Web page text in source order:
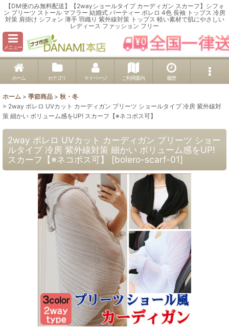
【DM便のみ無料配送】【2wayショールタイプ カーディガン スカーフ】シフォ
ン プリーツ ストール マフラー 結婚式 パーティー ボレロ 4色 長袖 トップス 冷房
対策 肩掛け シフォン 薄手 羽織り 紫外線対策 トップス 軽い素材で肌にやさしい
レディース ファッション フリー
メニュー
ホーム カテゴリ マイページ ご利用案内 履歴
ホーム > 季節商品 > 秋・冬
> 2way ボレロ UVカット カーディガン プリーツ ショールタイプ 冷房 紫外線対
策 細かい ボリューム感をUP! スカーフ【※ネコポス可】
2way ボレロ UVカット カーディガン プリーツ ショー
ルタイプ 冷房 紫外線対策 細かい ボリューム感をUP!
スカーフ【※ネコポス可】 [bolero-scarf-01]